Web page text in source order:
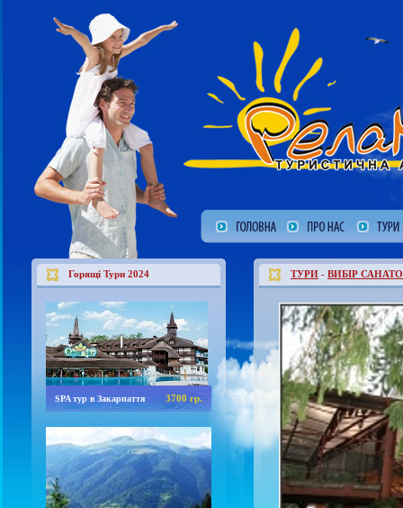
Горящі Тури 2024
SPA тур в Закарпаття 3700 гр.
ТУРИ - ВИБІР